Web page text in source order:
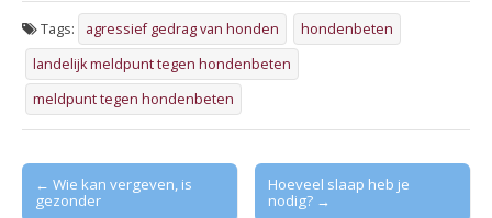
Tags: agressief gedrag van honden
hondenbeten
landelijk meldpunt tegen hondenbeten
meldpunt tegen hondenbeten
Post
navigation
← Wie kan vergeven, is
gezonder
Hoeveel slaap heb je
nodig? →